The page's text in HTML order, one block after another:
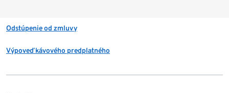
Odstúpenie od zmluvy
Výpoveď kávového predplatného